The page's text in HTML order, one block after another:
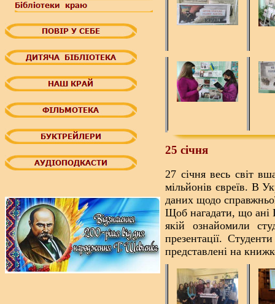
25 січня
27 січня весь світ
мільйонів євреїв. В
даних щодо
Щоб нагадати, що ані
якій ознайомили
презентації.
представлені на